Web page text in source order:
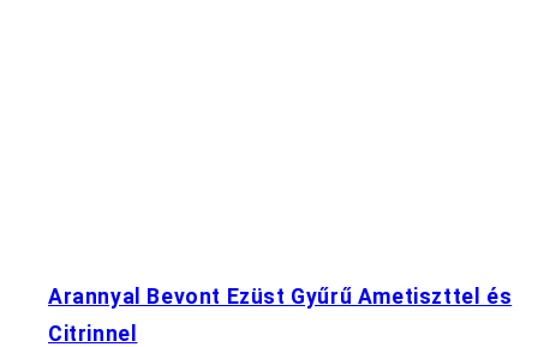
Arannyal Bevont Ezüst Gyűrű Ametiszttel és
Citrinnel